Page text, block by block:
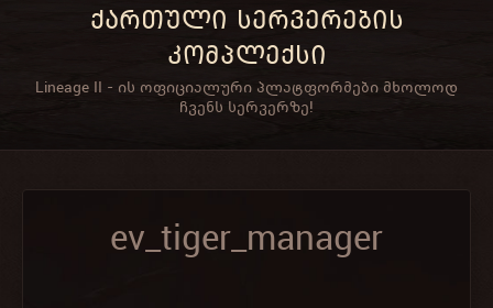
ქართული სერვერების
კომპლექსი
Lineage II - ის ოფიციალური პლატფორმები მხოლოდ
ჩვენს სერვერზე!
ev_tiger_manager